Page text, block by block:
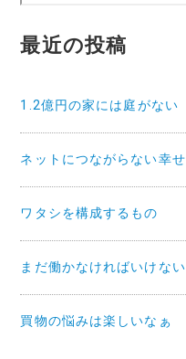
最近の投稿
1.2億円の家には庭がない
ネットにつながらない幸せ
ワタシを構成するもの
まだ働かなければいけない
買物の悩みは楽しいなぁ